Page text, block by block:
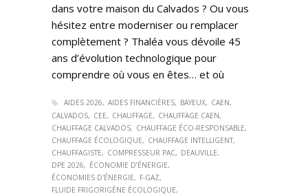
dans votre maison du Calvados ? Ou vous
hésitez entre moderniser ou remplacer
complètement ? Thaléa vous dévoile 45
ans d’évolution technologique pour
comprendre où vous en êtes… et où
AIDES 2026 AIDES FINANCIÈRES BAYEUX
CAEN
CALVADOS
CEE CHAUFFAGE
CHAUFFAGE CAEN
CHAUFFAGE CALVADOS
CHAUFFAGE ÉCO-RESPONSABLE
CHAUFFAGE ÉCOLOGIQUE
CHAUFFAGE INTELLIGENT
CHAUFFAGISTE
COMPRESSEUR PAC
DEAUVILLE
DPE 2026
ÉCONOMIE D’ÉNERGIE
ÉCONOMIES D'ÉNERGIE
F-GAZ
FLUIDE FRIGORIGÈNE ÉCOLOGIQUE